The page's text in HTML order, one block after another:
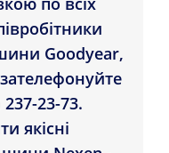
Goodyear,
23-73.
якісні